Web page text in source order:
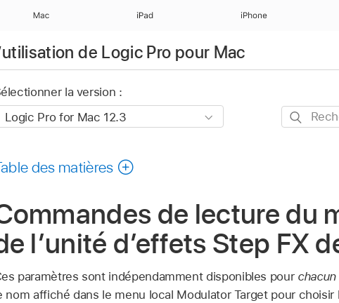
Mac iPad iPhone
de Logic Pro pour Mac
la version :
des matières
de lecture du
l’unité d’effets Step FX
paramètres sont indépendamment disponibles pour chacun
nom affiché dans le menu local Modulator Target pour